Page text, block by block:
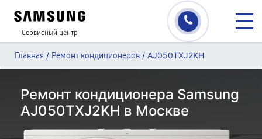
Сервисный центр
Главная / Ремонт кондиционеров / AJ050TXJ2KH
Ремонт кондиционера Samsung
AJ050TXJ2KH в Москве